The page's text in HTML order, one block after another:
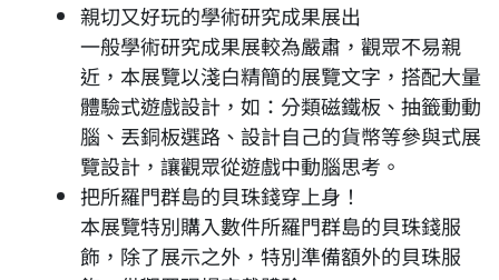
親切又好玩的學術研究成果展出
一般學術研究成果展較為嚴肅，觀眾不易親
近，本展覽以淺白精簡的展覽文字，搭配大量
體驗式遊戲設計，如：分類磁鐵板、抽籤動動
腦、丟銅板選路、設計自己的貨幣等參與式展
覽設計，讓觀眾從遊戲中動腦思考。
把所羅門群島的貝珠錢穿上身！
本展覽特別購入數件所羅門群島的貝珠錢服
飾，除了展示之外，特別準備額外的貝珠服